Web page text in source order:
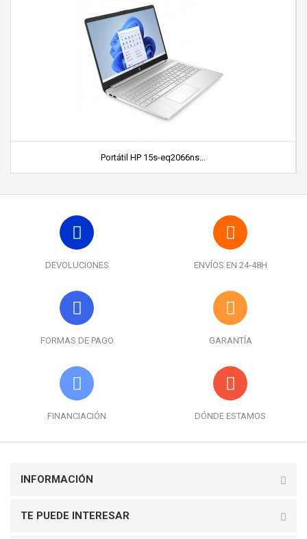
Portátil HP 15s-eq2066ns...
DEVOLUCIONES ENVÍOS EN 24-48H
FORMAS DE PAGO GARANTÍA
FINANCIACIÓN DÓNDE ESTAMOS
INFORMACIÓN
TE PUEDE INTERESAR